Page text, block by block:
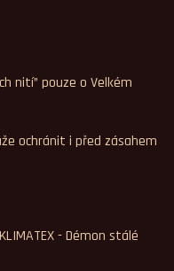
nití” pouze o Velkém
ochránit i před zásahem
- Démon stálé